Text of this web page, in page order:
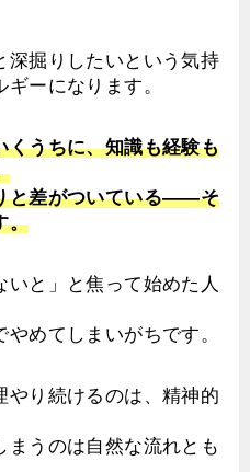
深掘りしたいという気持
ーになります。
くうちに、知識も経験も
と差がついている——そ
。
いと」と焦って始めた人
めてしまいがちです。
やり続けるのは、精神的
まうのは自然な流れとも